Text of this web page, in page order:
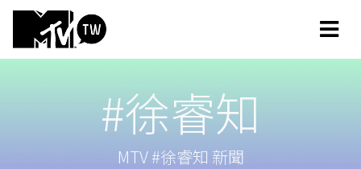
#徐睿知
MTV #徐睿知 新聞